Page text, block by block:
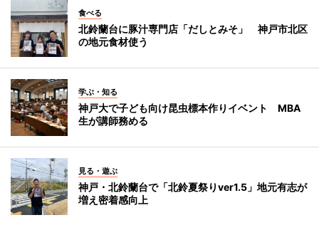
食べる
北鈴蘭台に豚汁専門店「だしとみそ」 神戸市北区
の地元食材使う
学ぶ・知る
神戸大で子ども向け昆虫標本作りイベント MBA
生が講師務める
見る・遊ぶ
神戸・北鈴蘭台で「北鈴夏祭りver1.5」地元有志が
増え密着感向上